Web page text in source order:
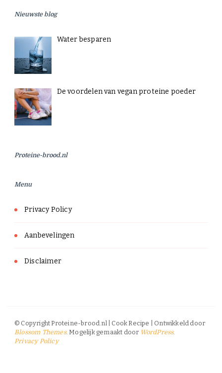
Nieuwste blog
Water besparen
De voordelen van vegan proteine poeder
Proteine-brood.nl
Menu
Privacy Policy
Aanbevelingen
Disclaimer
© Copyright Proteine-brood.nl | Cook Recipe | Ontwikkeld door
Blossom Themes. Mogelijk gemaakt door WordPress.
Privacy Policy